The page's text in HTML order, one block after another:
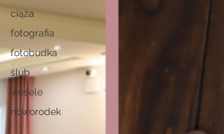
ciąża
fotografia
fotobudka
ślub
wesele
noworodek